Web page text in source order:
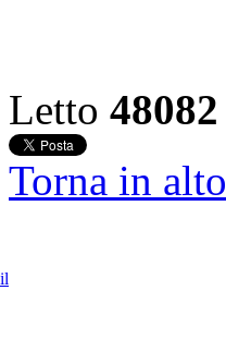
Letto 48082
Torna in alto